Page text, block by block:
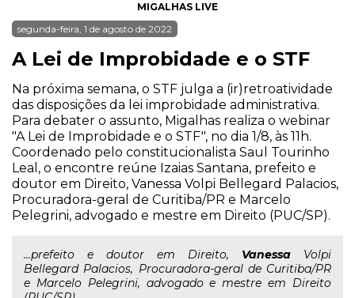
MIGALHAS LIVE
segunda-feira, 1 de agosto de 2022
A Lei de Improbidade e o STF
Na próxima semana, o STF julga a (ir)retroatividade
das disposições da lei improbidade administrativa.
Para debater o assunto, Migalhas realiza o webinar
"A Lei de Improbidade e o STF", no dia 1/8, às 11h.
Coordenado pelo constitucionalista Saul Tourinho
Leal, o encontre reúne Izaias Santana, prefeito e
doutor em Direito, Vanessa Volpi Bellegard Palacios,
Procuradora-geral de Curitiba/PR e Marcelo
Pelegrini, advogado e mestre em Direito (PUC/SP).
...prefeito e doutor em Direito, Vanessa Volpi
Bellegard Palacios, Procuradora-geral de Curitiba/PR
e Marcelo Pelegrini, advogado e mestre em Direito